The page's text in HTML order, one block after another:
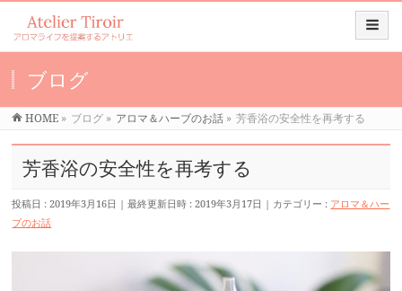
ブログ
HOME » ブログ » アロマ＆ハーブのお話 » 芳香浴の安全性を再考する
芳香浴の安全性を再考する
投稿日 : 2019年3月16日 最終更新日時 : 2019年3月17日 カテゴリー : アロマ＆ハー
ブのお話